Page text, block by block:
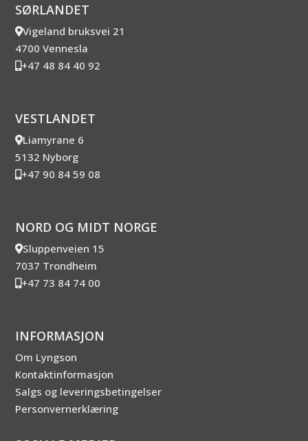
SØRLANDET
Vigeland bruksvei 21
4700 Vennesla
+47 48 84 40 92
VESTLANDET
Liamyrane 6
5132 Nyborg
+47 90 84 59 08
NORD OG MIDT NORGE
Sluppenveien 15
7037 Trondheim
+47 73 84 74 00
INFORMASJON
Om Lyngson
Kontaktinformasjon
Salgs og leveringsbetingelser
Personvernerklæring